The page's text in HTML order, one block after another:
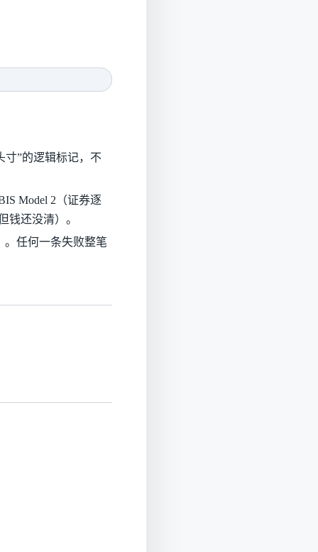
”的逻辑标记，不
Model 2（证券逐
钱还没清）。
。任何一条失败整笔